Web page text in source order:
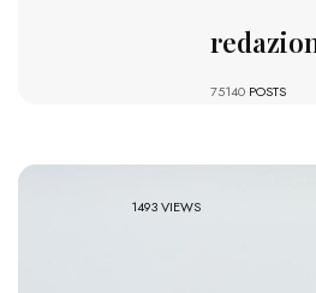
75140 POSTS
1493 VIEWS